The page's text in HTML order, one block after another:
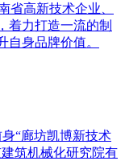
省高新技术企业、
着力打造一流的制
身品牌价值。
“廊坊凯博新技术
筑机械化研究院有